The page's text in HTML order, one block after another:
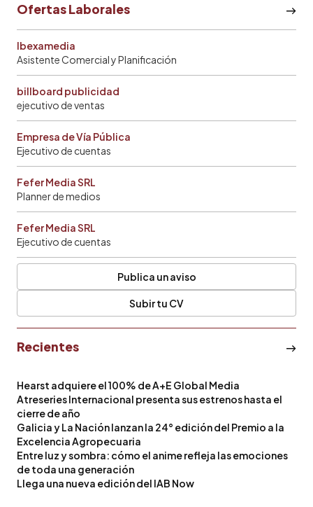
Ofertas Laborales
Ibexamedia
Asistente Comercial y Planificación
billboard publicidad
ejecutivo de ventas
Empresa de Vía Pública
Ejecutivo de cuentas
Fefer Media SRL
Planner de medios
Fefer Media SRL
Ejecutivo de cuentas
Publica un aviso
Subir tu CV
Recientes
Hearst adquiere el 100% de A+E Global Media
Atreseries Internacional presenta sus estrenos hasta el
cierre de año
Galicia y La Nación lanzan la 24° edición del Premio a la
Excelencia Agropecuaria
Entre luz y sombra: cómo el anime refleja las emociones
de toda una generación
Llega una nueva edición del IAB Now